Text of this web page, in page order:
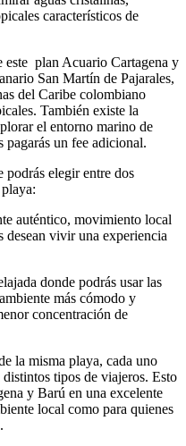
característicos de
este plan Acuario Cartagena y
San Martín de Pajarales,
del Caribe colombiano
También existe la
el entorno marino de
pagarás un fee adicional.
elegir entre dos
auténtico, movimiento local
desean vivir una experiencia
donde podrás usar las
más cómodo y
concentración de
la misma playa, cada uno
tipos de viajeros. Esto
y Barú en una excelente
local como para quienes